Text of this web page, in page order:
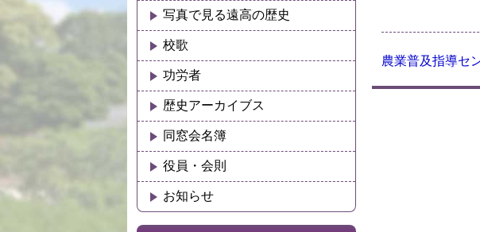
農業普及指導セ
写真で見る遠高の歴史
校歌
功労者
歴史アーカイブス
同窓会名簿
役員・会則
お知らせ